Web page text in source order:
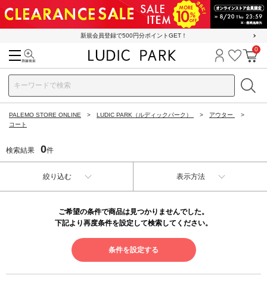
新規会員登録で500円分ポイントGET！
ログイン
お気に
カ
0
PALEMO STORE ONLINE LUDIC PARK（ルディックパーク）
アウター
コート
検索結果 0件
絞り込む 表示方法
ご希望の条件で商品は見つかりませんでした。
下記より再度条件を設定して検索してください。
条件を設定する